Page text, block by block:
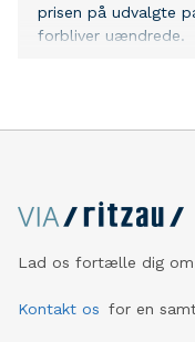
prisen på udvalgte
forbliver uændrede.
Lad os fortælle dig om
Kontakt os for en